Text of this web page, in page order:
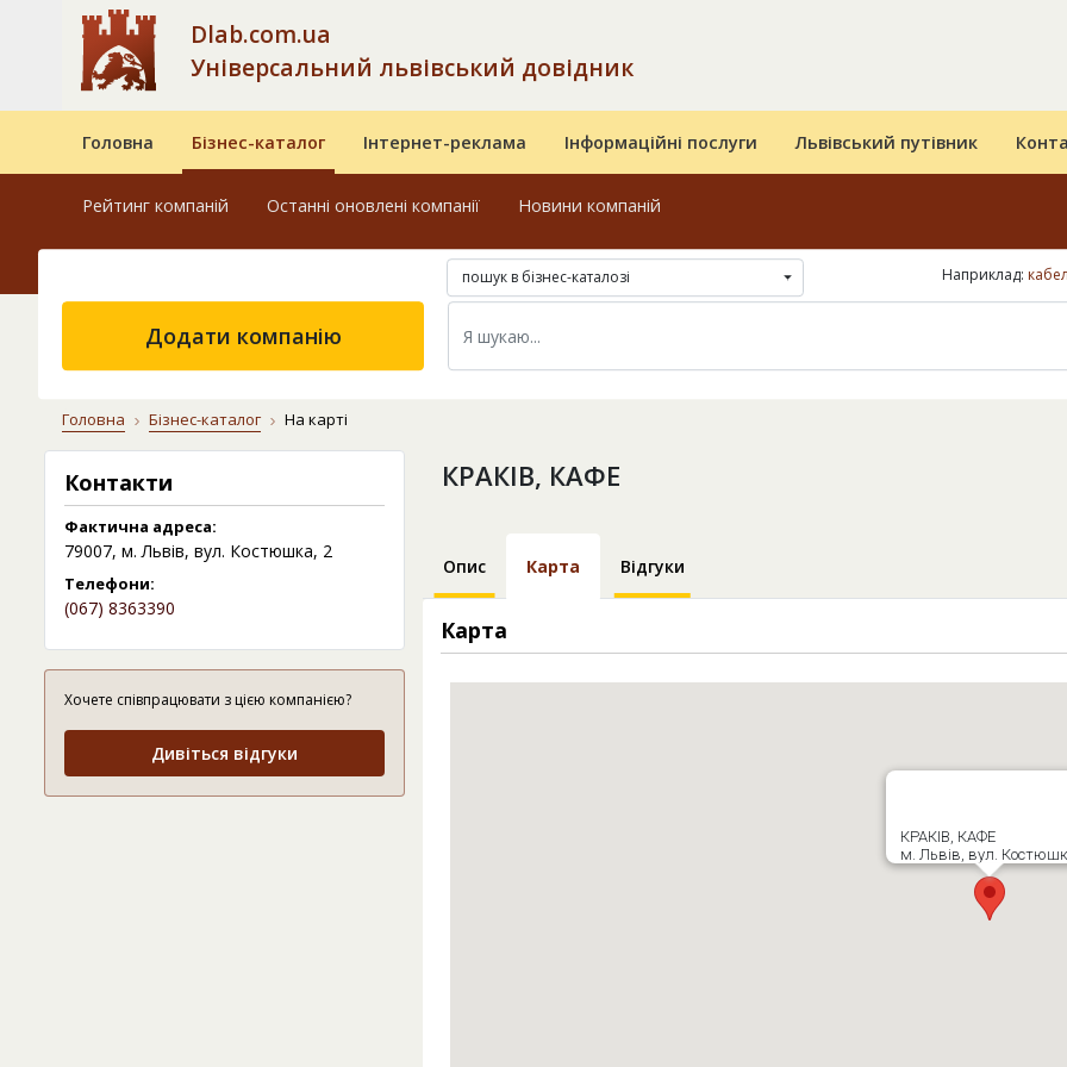
Dlab.com.ua
Універсальний львівський довідник
Головна Бізнес-каталог Інтернет-реклама Інформаційні послуги Львівський путівник
Рейтинг компаній Останні оновлені компанії Новини компаній
пошук в бізнес-каталозі Наприклад:
Додати компанію
Головна Бізнес-каталог На карті
Контакти
Фактична адреса:
79007, м. Львів, вул. Костюшка, 2
Телефони:
(067) 8363390
Хочете співпрацювати з цією компанією?
Дивіться відгуки
КРАКІВ, КАФЕ
Опис Карта Відгуки
Карта
КРАКІВ, КАФЕ
м. Львів, вул.